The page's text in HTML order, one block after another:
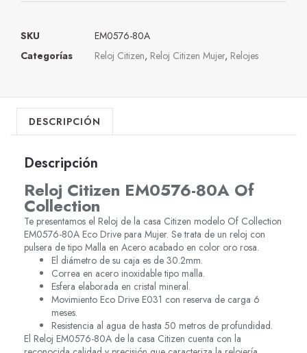
SKU
EM0576-80A
Categorías
Reloj Citizen, Reloj Citizen Mujer, Relojes
DESCRIPCIÓN
Descripción
Reloj Citizen EM0576-80A Of
Collection
Te presentamos el Reloj de la casa Citizen modelo Of Collection
EM0576-80A Eco Drive para Mujer. Se trata de un reloj con
pulsera de tipo Malla en Acero acabado en color oro rosa.
El diámetro de su caja es de 30.2mm.
Correa en acero inoxidable tipo malla.
Esfera elaborada en cristal mineral.
Movimiento Eco Drive E031 con reserva de carga 6
meses.
Resistencia al agua de hasta 50 metros de profundidad.
El Reloj EM0576-80A de la casa Citizen cuenta con la